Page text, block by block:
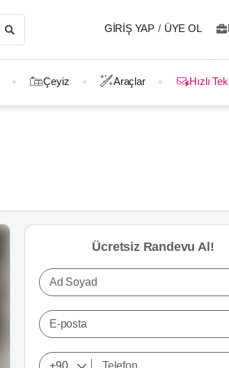
GIRIŞ YAP / ÜYE OL
Çeyiz Araçlar Hızlı
Ücretsiz Randevu Al!
Ad Soyad
E-posta